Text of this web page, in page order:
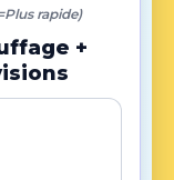
rapide)
+